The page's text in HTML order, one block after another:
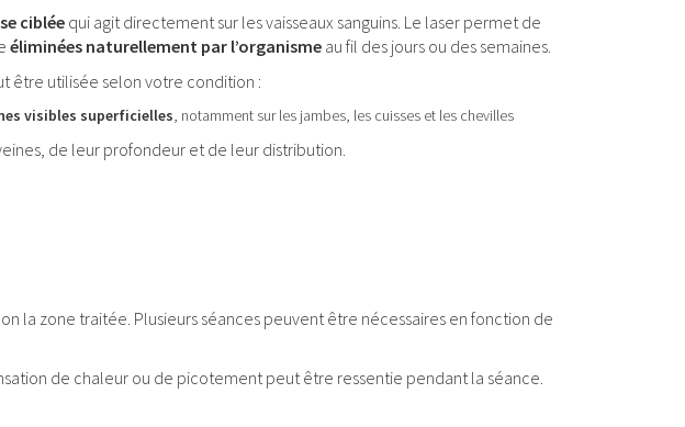
cibléequi agit directement sur les vaisseaux sanguins. Le laser permet de
éliminées naturellement par l’organisme au fil des jours ou des semaines.
être utilisée selon votre condition :
visibles superficielles, notamment sur les jambes, les cuisses et les chevilles
de leur profondeur et de leur distribution.
la zone traitée. Plusieurs séances peuvent être nécessaires en fonction de
de chaleur ou de picotement peut être ressentie pendant la séance.